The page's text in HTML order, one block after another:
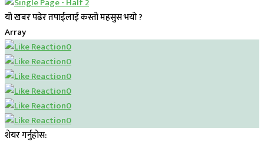
यो खबर पढेर तपाईलाई कस्तो महसुस भयो ?
Array
0
0
0
0
0
0
शेयर गर्नुहोस: